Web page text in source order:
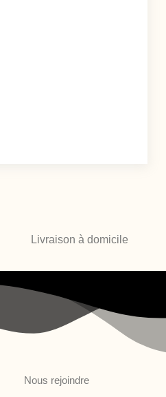
Livraison à domicile
Nous rejoindre